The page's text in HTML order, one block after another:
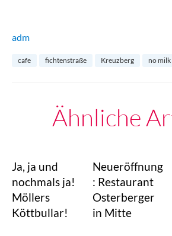
adm
cafe fichtenstraße Kreuzberg no
Ähnliche
Ja, ja und
nochmals ja!
Möllers
Köttbullar!
Neueröffnung
: Restaurant
Osterberger
in Mitte